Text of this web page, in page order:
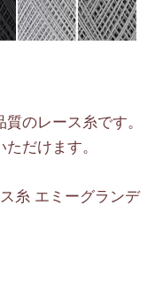
のレース糸です。
だけます。
糸 エミーグランデ